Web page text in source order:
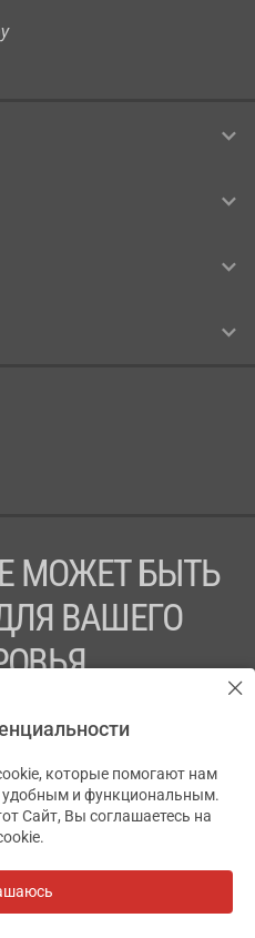
МОЖЕТ БЫТЬ
ВАШЕГО
ПРЕПАРАТА
С ВРАЧОМ
Код ЄДРПОУ 43631965.
которые помогают нам
удобным и функциональным.
Сайт, Вы соглашаетесь на
✕